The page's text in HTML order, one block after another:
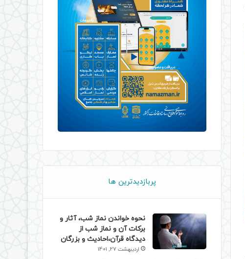
پربازدیدترین ها
نحوه خواندن نماز شب، آثار و
برکات آن و نماز شب از
دیدگاه قرآن،احادیث و بزرگان
اردیبهشت 27, 1401